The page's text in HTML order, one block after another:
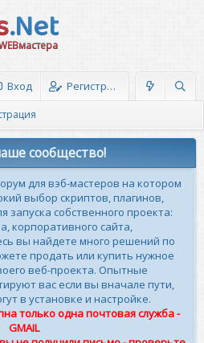
.Net
Вход Регистрация
сообщество!
для вэб-мастеров на котором
выбор скриптов, плагинов,
запуска собственного проекта:
корпоративного сайта,
вы найдете много решений по
продать или купить нужное
веб-проекта. Опытные
вас если вы вначале пути,
в установке и настройке.
только одна почтовая служба -
GMAIL